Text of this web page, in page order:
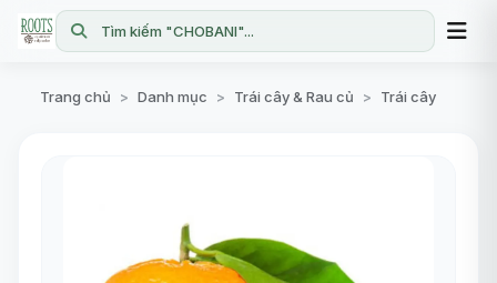
Tìm kiếm "CHOBANI"...
Trang chủ > Danh mục > Trái cây & Rau củ > Trái cây